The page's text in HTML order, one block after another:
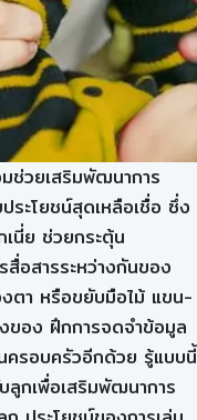
มช่วยเสริมพัฒนาการ
ระโยชน์สุดเหลือเชื่อ ซึ่ง
เนี่ย ช่วยกระตุ้น
อสารระหว่างกันของ
งตา หรือขยับมือไม้ แขน-
ของ ฝึกการจดจำข้อมูล
ครอบครัวอีกด้วย รู้แบบนี้
ลูกเพื่อเสริมพัฒนาการ